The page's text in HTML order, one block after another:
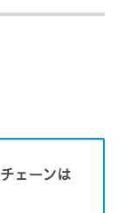
ェーンは